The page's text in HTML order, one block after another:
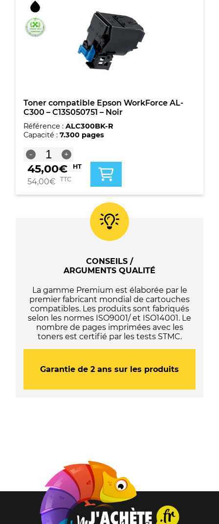
C300
-
C13S050749
-
Toner compatible Epson WorkForce AL-
C300 – C13S050751 – Noir
Référence : ALC300BK-R
Capacité : 7.300 pages
-
quantité
de
Toner
compatible
WorkForce
+
45,00€ HT
54,00€ TTC
CONSEILS /
ARGUMENTS QUALITÉ
La gamme Premium est élaborée par le
premier fabricant mondial de cartouches
compatibles. Les produits sont fabriqués
selon les normes ISO9001/ et ISO14001. Le
nombre de pages imprimées avec les
toners est certifié par les tests STMC.
Garantie de 2 ans sur les produits